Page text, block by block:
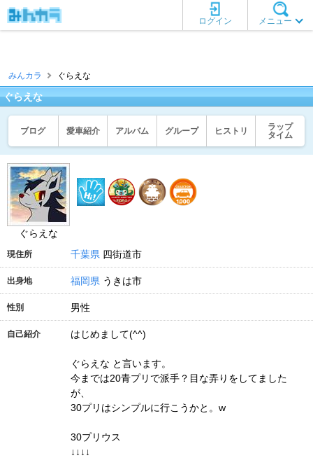
メニュー
ログイン
みんカラ ぐらえな
ぐらえな
ブログ 愛車紹介 アルバム グループ ヒストリ
ラップ
タイム
ぐらえな
現住所 千葉県 四街道市
出身地 福岡県 うきは市
性別 男性
自己紹介 はじめまして(^^)
ぐらえな と言います。
今までは20青プリで派手？目な弄りをしてました
が、
30プリはシンプルに行こうかと。w
30プリウス
↓↓↓↓